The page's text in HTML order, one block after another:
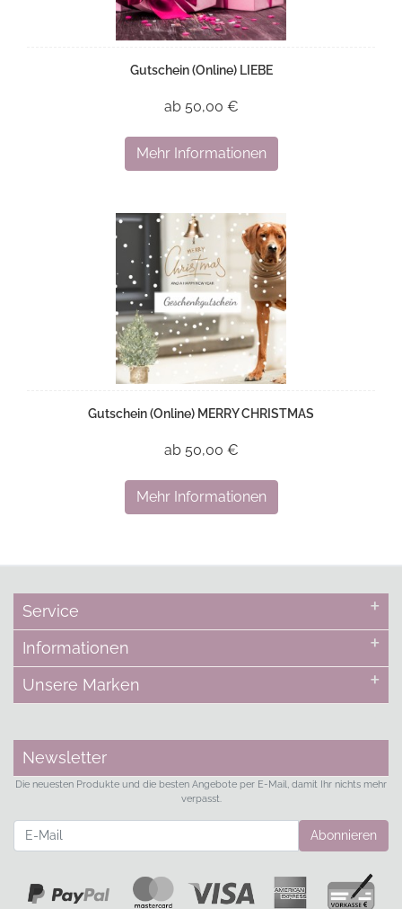
Gutschein (Online) LIEBE
ab 50,00 €
Mehr Informationen
Gutschein (Online) MERRY CHRISTMAS
ab 50,00 €
Mehr Informationen
Service
Informationen
Unsere Marken
Newsletter
Die neuesten Produkte und die besten Angebote per E-Mail, damit Ihr nichts mehr
verpasst.
Abonnieren